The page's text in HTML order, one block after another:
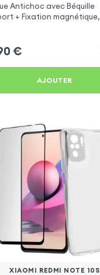
Antichoc avec Béquille
+ Fixation magnétique,
€
AJOUTER
XIAOMI REDMI NOTE 10S